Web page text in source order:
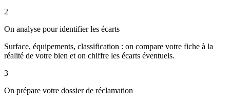
2
On analyse pour identifier les écarts
Surface, équipements, classification : on compare votre fiche à la
réalité de votre bien et on chiffre les écarts éventuels.
3
On prépare votre dossier de réclamation